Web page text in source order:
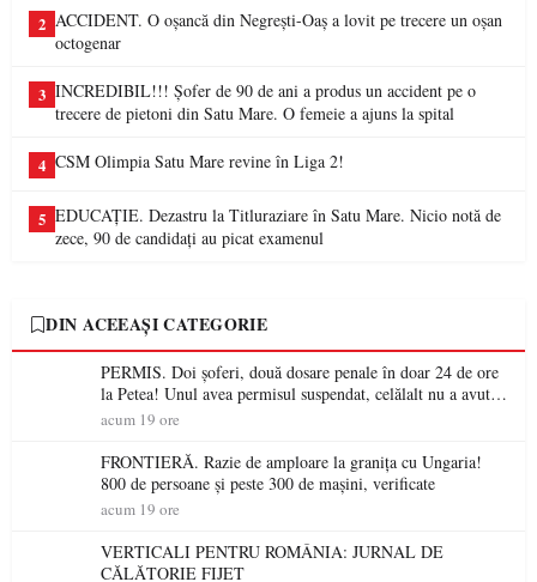
2 ACCIDENT. O oșancă din Negrești-Oaș a lovit pe trecere un oșan
octogenar
3 INCREDIBIL!!! Șofer de 90 de ani a produs un accident pe o
trecere de pietoni din Satu Mare. O femeie a ajuns la spital
4 CSM Olimpia Satu Mare revine în Liga 2!
5 EDUCAȚIE. Dezastru la Titluraziare în Satu Mare. Nicio notă de
zece, 90 de candidați au picat examenul
DIN ACEEAȘI CATEGORIE
PERMIS. Doi șoferi, două dosare penale în doar 24 de ore
la Petea! Unul avea permisul suspendat, celălalt nu a avut
niciodată permis
acum 19 ore
FRONTIERĂ. Razie de amploare la granița cu Ungaria!
800 de persoane și peste 300 de mașini, verificate
acum 19 ore
VERTICALI PENTRU ROMÂNIA: JURNAL DE
CĂLĂTORIE FIJET